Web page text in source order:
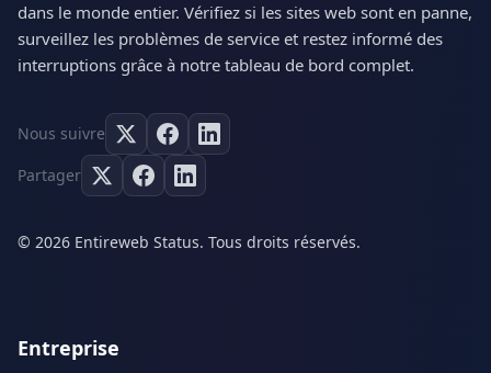
dans le monde entier. Vérifiez si les sites web sont en panne,
surveillez les problèmes de service et restez informé des
interruptions grâce à notre tableau de bord complet.
Nous suivre
Partager
© 2026 Entireweb Status. Tous droits réservés.
Entreprise